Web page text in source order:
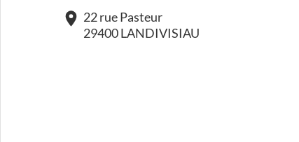
22 rue Pasteur
29400 LANDIVISIAU